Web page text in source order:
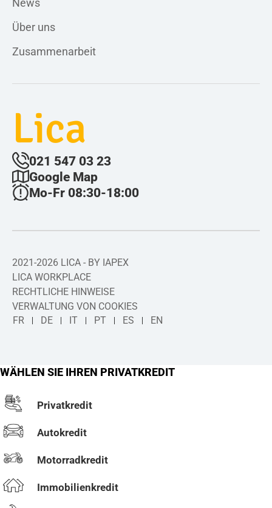
News
Über uns
Zusammenarbeit
Lica
021 547 03 23
Google Map
Mo-Fr 08:30-18:00
2021-2026 LICA - BY IAPEX
LICA WORKPLACE
RECHTLICHE HINWEISE
VERWALTUNG VON COOKIES
FR
DE IT PT ES EN
WÄHLEN SIE IHREN PRIVATKREDIT
Privatkredit
Autokredit
Motorradkredit
Immobilienkredit